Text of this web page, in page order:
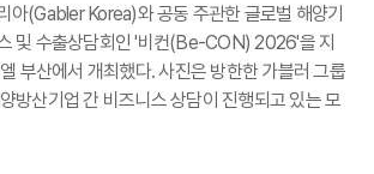
아(Gabler Korea)와 공동 주관한 글로벌 해양기
및 수출상담회인 '비컨(Be-CON) 2026'을 지
부산에서 개최했다. 사진은 방한한 가블러 그룹
방산기업 간 비즈니스 상담이 진행되고 있는 모